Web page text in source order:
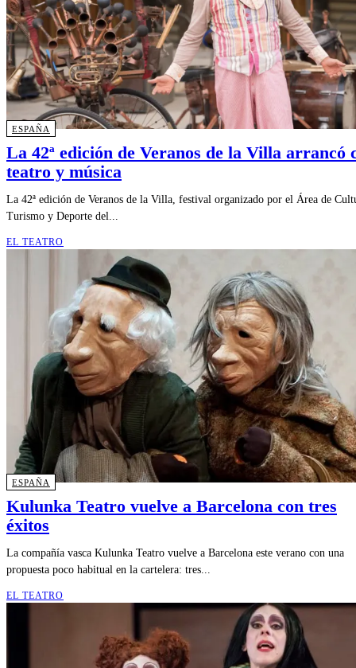
ESPAÑA
La 42ª edición de Veranos de la Villa arrancó
teatro y música
La 42ª edición de Veranos de la Villa, festival organizado por el Área de
Turismo y Deporte del...
EL TEATRO
ESPAÑA
Kulunka Teatro vuelve a Barcelona con tres
éxitos
La compañía vasca Kulunka Teatro vuelve a Barcelona este verano con una
propuesta poco habitual en la cartelera: tres...
EL TEATRO